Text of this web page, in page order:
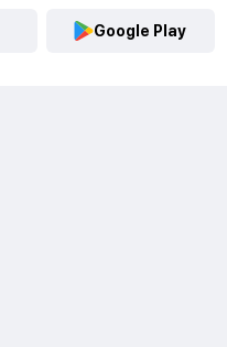
Google Play